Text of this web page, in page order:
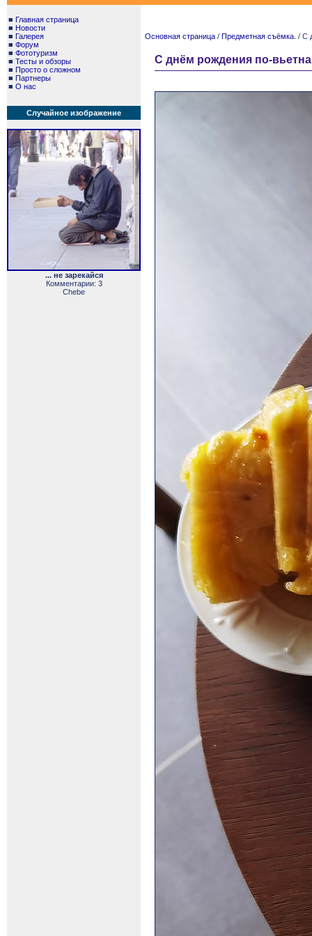
■ Главная страница
■ Новости
■ Галерея
■ Форум
■ Фототуризм
■ Тесты и обзоры
■ Просто о сложном
■ Партнеры
■ О нас
Случайное изображение
... не зарекайся
Комментарии: 3
Chebe
Основная страница / Предметная съёмка. / С
С днём рождения по-